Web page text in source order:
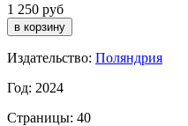
1 250 руб
Издательство: Поляндрия
Год: 2024
Страницы: 40